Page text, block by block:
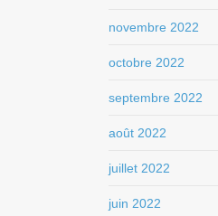
novembre 2022
octobre 2022
septembre 2022
août 2022
juillet 2022
juin 2022